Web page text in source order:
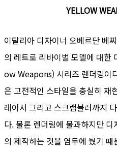
YELLOW
이탈리아 디자이너 오베르단 베찌
의 레트로 리바이벌 모델에 대한
ow Weapons) 시리즈 렌더링이
은 고전적인 스타일을 충실히 재
레이서 그리고 스크램블러까지
다. 물론 렌더링에 불과하지만
의 제작하는 것을 염두에 뒀기